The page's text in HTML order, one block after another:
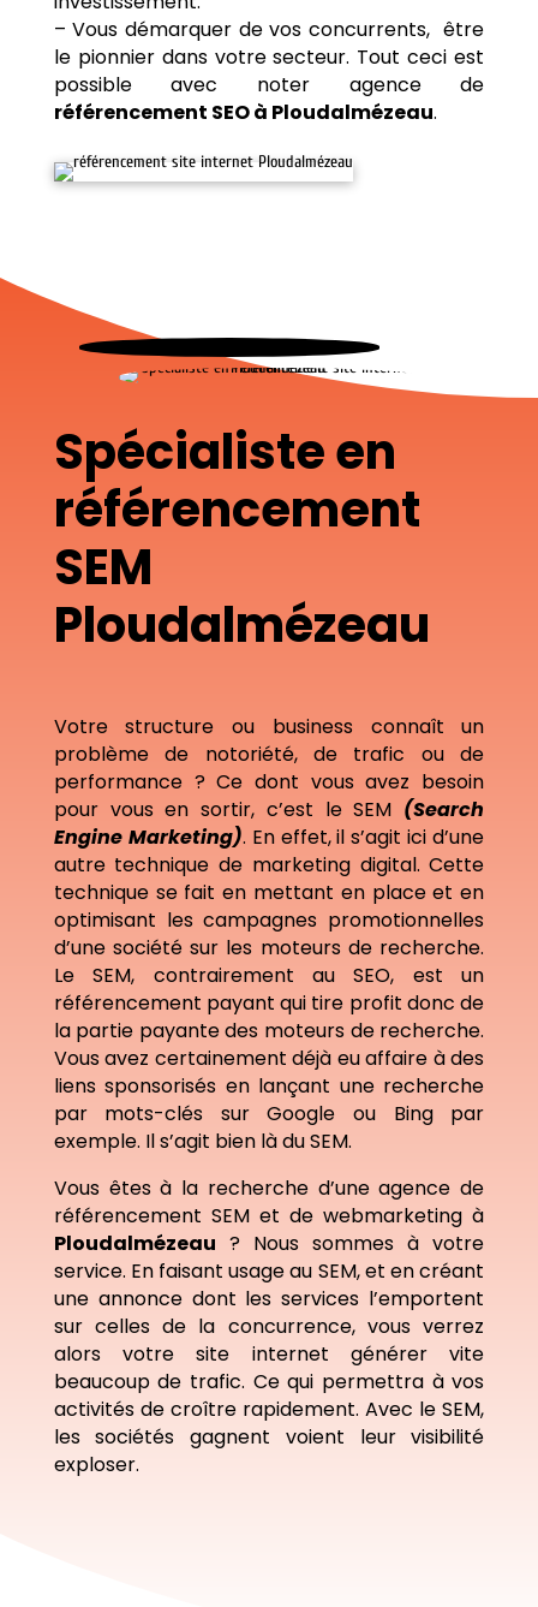
– Vous démarquer de vos concurrents, être
le pionnier dans votre secteur. Tout ceci est
possible avec noter agence de
référencement SEO à Ploudalmézeau.
Spécialiste en
référencement
SEM
Ploudalmézeau
Votre structure ou business connaît un
problème de notoriété, de trafic ou de
performance ? Ce dont vous avez besoin
pour vous en sortir, c’est le SEM (Search
Engine Marketing). En effet, il s’agit ici d’une
autre technique de marketing digital. Cette
technique se fait en mettant en place et en
optimisant les campagnes promotionnelles
d’une société sur les moteurs de recherche.
Le SEM, contrairement au SEO, est un
référencement payant qui tire profit donc de
la partie payante des moteurs de recherche.
Vous avez certainement déjà eu affaire à des
liens sponsorisés en lançant une recherche
par mots-clés sur Google ou Bing par
exemple. Il s’agit bien là du SEM.
Vous êtes à la recherche d’une agence de
référencement SEM et de webmarketing à
Ploudalmézeau ? Nous sommes à votre
service. En faisant usage au SEM, et en créant
une annonce dont les services l’emportent
sur celles de la concurrence, vous verrez
alors votre site internet générer vite
beaucoup de trafic. Ce qui permettra à vos
activités de croître rapidement. Avec le SEM,
les sociétés gagnent voient leur visibilité
exploser.